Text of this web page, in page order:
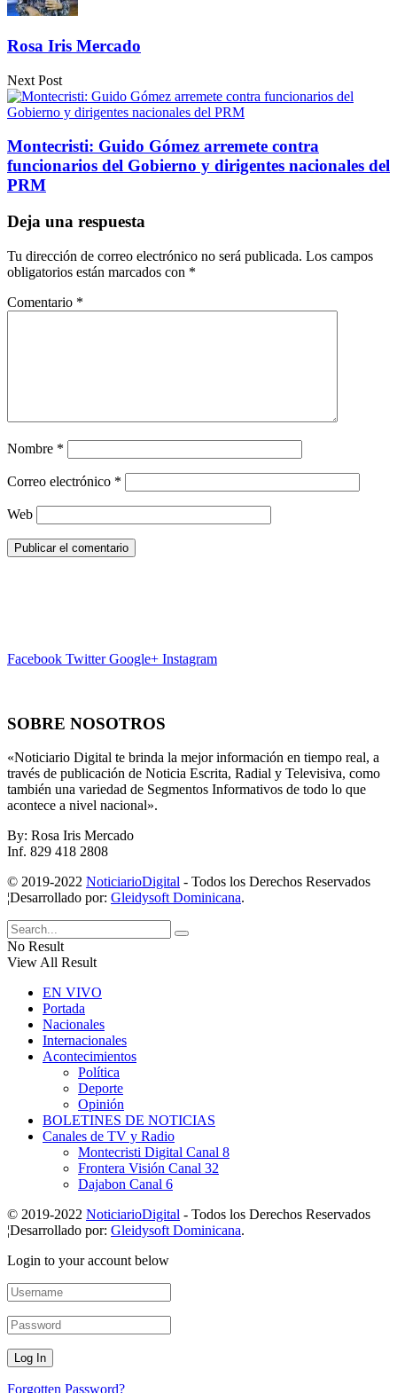
Rosa Iris Mercado
Next Post
Montecristi: Guido Gómez arremete contra
funcionarios del Gobierno y dirigentes nacionales del
PRM
Deja una respuesta
Tu dirección de correo electrónico no será publicada. Los campos
obligatorios están marcados con *
Comentario *
Nombre *
Correo electrónico *
Web
Facebook Twitter Google+ Instagram
SOBRE NOSOTROS
«Noticiario Digital te brinda la mejor información en tiempo real, a
través de publicación de Noticia Escrita, Radial y Televisiva, como
también una variedad de Segmentos Informativos de todo lo que
acontece a nivel nacional».
By: Rosa Iris Mercado
Inf. 829 418 2808
© 2019-2022 NoticiarioDigital - Todos los Derechos Reservados
¦Desarrollado por: Gleidysoft Dominicana.
No Result
View All Result
EN VIVO
Portada
Nacionales
Internacionales
Acontecimientos
Política
Deporte
Opinión
BOLETINES DE NOTICIAS
Canales de TV y Radio
Montecristi Digital Canal 8
Frontera Visión Canal 32
Dajabon Canal 6
© 2019-2022 NoticiarioDigital - Todos los Derechos Reservados
¦Desarrollado por: Gleidysoft Dominicana.
Login to your account below
Forgotten Password?